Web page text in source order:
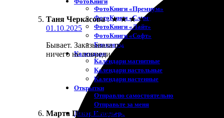
ФотоКниги «Премиум»
ФотоКниги «Слим»
ФотоКниги «Лайт»
ФотоКниги «Софт»
Блокноты
Календари
Календари магнитные
Календари настольные
Календари настенные
Открытки
Отправлю самостоятельно
Отправьте за меня
Декор Интерьера
Таня Черкасова : ★ ★ ★ ★ ★
01.10.2025
Бывает. Заказывала печать фото 30х30. Процесс
ничего не повредилось. Доставка тоже не
Марта Пантелеева : ★